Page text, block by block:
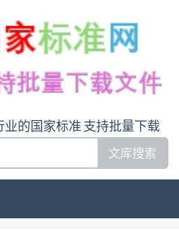
的国家标准 支持批量下载
文库搜索